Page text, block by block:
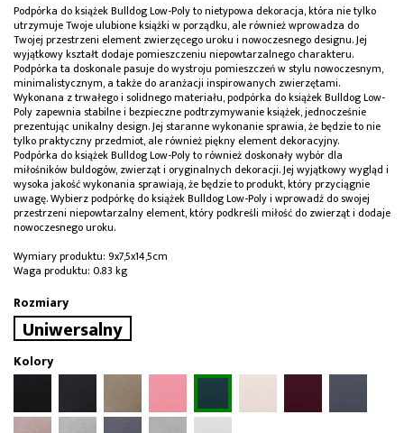
Podpórka do książek Bulldog Low-Poly to nietypowa dekoracja, która nie tylko
utrzymuje Twoje ulubione książki w porządku, ale również wprowadza do
Twojej przestrzeni element zwierzęcego uroku i nowoczesnego designu. Jej
wyjątkowy kształt dodaje pomieszczeniu niepowtarzalnego charakteru.
Podpórka ta doskonale pasuje do wystroju pomieszczeń w stylu nowoczesnym,
minimalistycznym, a także do aranżacji inspirowanych zwierzętami.
Wykonana z trwałego i solidnego materiału, podpórka do książek Bulldog Low-
Poly zapewnia stabilne i bezpieczne podtrzymywanie książek, jednocześnie
prezentując unikalny design. Jej staranne wykonanie sprawia, że będzie to nie
tylko praktyczny przedmiot, ale również piękny element dekoracyjny.
Podpórka do książek Bulldog Low-Poly to również doskonały wybór dla
miłośników buldogów, zwierząt i oryginalnych dekoracji. Jej wyjątkowy wygląd i
wysoka jakość wykonania sprawiają, że będzie to produkt, który przyciągnie
uwagę. Wybierz podpórkę do książek Bulldog Low-Poly i wprowadź do swojej
przestrzeni niepowtarzalny element, który podkreśli miłość do zwierząt i dodaje
nowoczesnego uroku.
Wymiary produktu: 9x7,5x14,5cm
Waga produktu: 0.83 kg
Rozmiary
Uniwersalny
Kolory